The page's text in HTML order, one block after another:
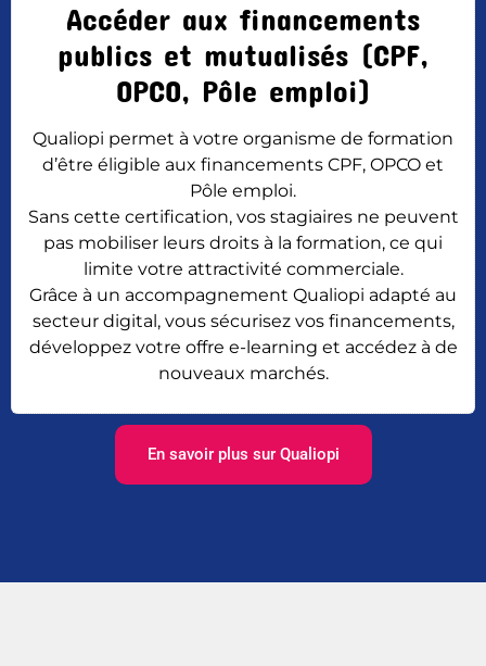
Accéder aux financements
publics et mutualisés (CPF,
OPCO, Pôle emploi)
Qualiopi permet à votre organisme de formation
d’être éligible aux financements CPF, OPCO et
Pôle emploi.
Sans cette certification, vos stagiaires ne peuvent
pas mobiliser leurs droits à la formation, ce qui
limite votre attractivité commerciale.
Grâce à un accompagnement Qualiopi adapté au
secteur digital, vous sécurisez vos financements,
développez votre offre e-learning et accédez à de
nouveaux marchés.
En savoir plus sur Qualiopi